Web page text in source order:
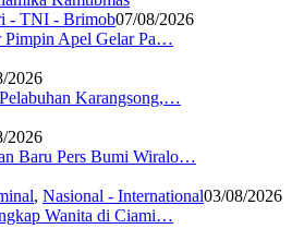
- TNI - Brimob07/08/2026
Pimpin Apel Gelar Pa…
2026
Karangsong,…
2026
Baru Pers Bumi Wiralo…
, Nasional - International03/08/2026
Wanita di Ciami…